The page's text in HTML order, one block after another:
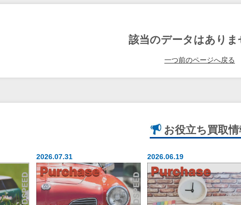
該当のデータはありま
一つ前のページへ戻る
お役立ち 買取情
2026.07.31 2026.06.19